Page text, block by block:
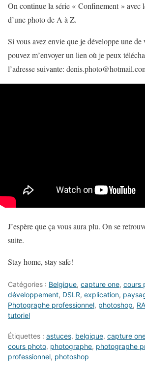
On continue la série « Confinement » avec
d’une photo de A à Z.
Si vous avez envie que je développe une de
pouvez m’envoyer un lien où je peux
l’adresse suivante:
J’espère que ça vous aura plu. On se
suite.
Stay home, stay safe!
Catégories : Belgique, capture one, cours
développement, DSLR, explication,
Photographe professionnel, photoshop,
tutoriel
Étiquettes : astuces, belgique, capture
cours photo, photographe, photographe
professionnel, photoshop